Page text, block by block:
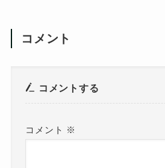
コメント
コメントする
コメント ※